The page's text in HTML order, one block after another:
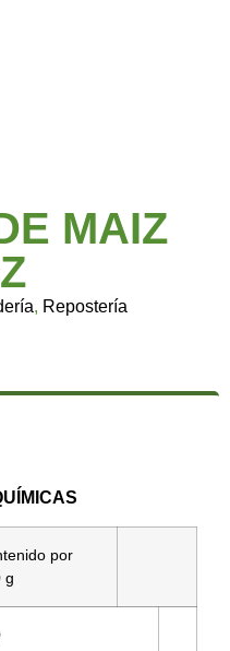
MAIZ
, Repostería
por
g